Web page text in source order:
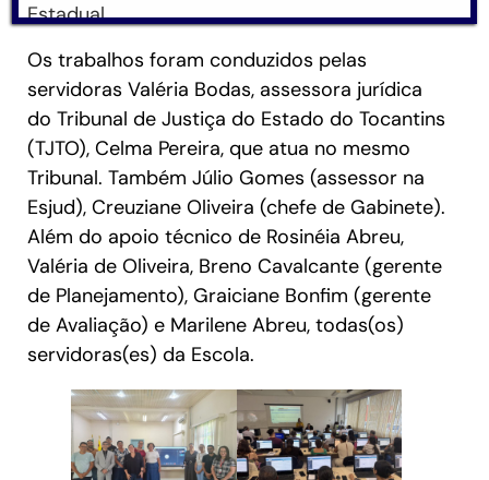
Estadual.
Os trabalhos foram conduzidos pelas
servidoras Valéria Bodas, assessora jurídica
do Tribunal de Justiça do Estado do Tocantins
(TJTO), Celma Pereira, que atua no mesmo
Tribunal. Também Júlio Gomes (assessor na
Esjud), Creuziane Oliveira (chefe de Gabinete).
Além do apoio técnico de Rosinéia Abreu,
Valéria de Oliveira, Breno Cavalcante (gerente
de Planejamento), Graiciane Bonfim (gerente
de Avaliação) e Marilene Abreu, todas(os)
servidoras(es) da Escola.